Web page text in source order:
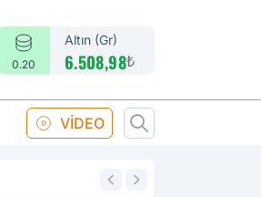
0.20
Altın (Gr)
6.508,98₺
VİDEO
14:18